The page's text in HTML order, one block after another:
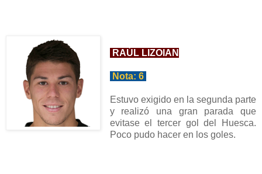
RAÚL LIZOIAN
Nota: 6
Estuvo exigido en la segunda parte
y realizó una gran parada que
evitase el tercer gol del Huesca.
Poco pudo hacer en los goles.